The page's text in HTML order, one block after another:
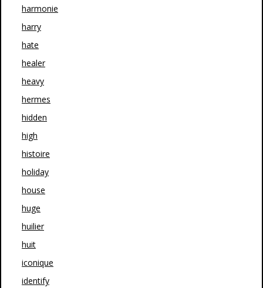
harmonie
harry
hate
healer
heavy
hermes
hidden
high
histoire
holiday
house
huge
huilier
huit
iconique
identify